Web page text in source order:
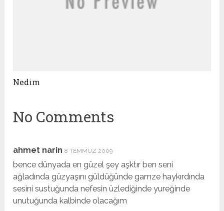
Nedim
No Comments
ahmet narin 8 TEMMUZ 2009
bence dünyada en güzel şey aşktır ben seni
ağladında güzyaşını güldüğünde gamze haykırdında
sesini sustuğunda nefesin üzlediğinde yureğinde
unutuğunda kalbinde olacağım